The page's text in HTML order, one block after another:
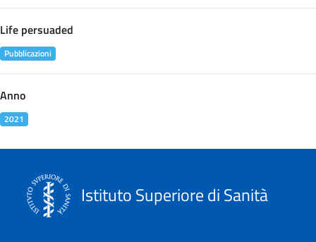
Life persuaded
Pubblicazioni
Anno
2021
Istituto Superiore di Sanità